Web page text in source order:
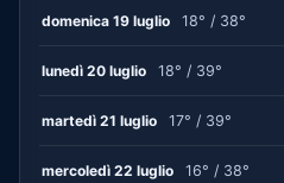
domenica 19 luglio 18° / 38°
lunedì 20 luglio 18° / 39°
martedì 21 luglio 17° / 39°
mercoledì 22 luglio 16° / 38°